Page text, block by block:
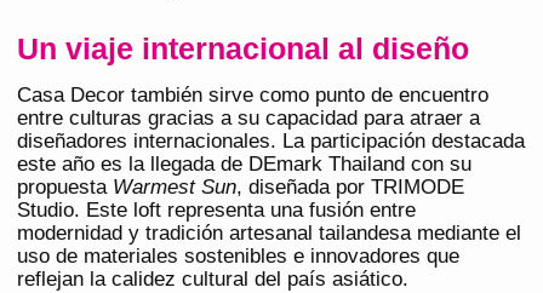
Un viaje internacional al diseño
Casa Decor también sirve como punto de encuentro
entre culturas gracias a su capacidad para atraer a
diseñadores internacionales. La participación destacada
este año es la llegada de DEmark Thailand con su
propuesta Warmest Sun, diseñada por TRIMODE
Studio. Este loft representa una fusión entre
modernidad y tradición artesanal tailandesa mediante el
uso de materiales sostenibles e innovadores que
reflejan la calidez cultural del país asiático.